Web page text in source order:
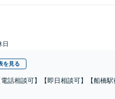
日
を見る
話相談可】【即日相談可】【船橋